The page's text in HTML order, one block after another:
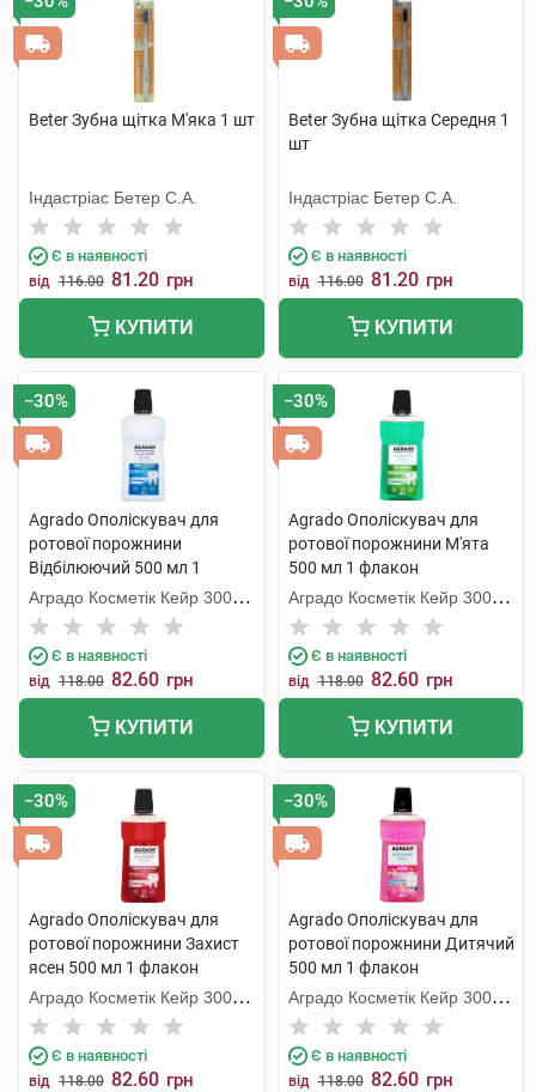
Beter Зубна щітка М'яка 1 шт
Індастріас Бетер С.А.
Є в наявності
від 116.00 81.20 грн
КУПИТИ
Beter Зубна щітка Середня 1
шт
Індастріас Бетер С.А.
Є в наявності
від 116.00 81.20 грн
КУПИТИ
−30%
Agrado Ополіскувач для
ротової порожнини
Відбілюючий 500 мл 1
флакон
Аградо Косметік Кейр 3000
С.Л.У.
Є в наявності
від 118.00 82.60 грн
КУПИТИ
−30%
Agrado Ополіскувач для
ротової порожнини М'ята
500 мл 1 флакон
Аградо Косметік Кейр 3000
С.Л.У.
Є в наявності
від 118.00 82.60 грн
КУПИТИ
−30%
Agrado Ополіскувач для
ротової порожнини Захист
ясен 500 мл 1 флакон
Аградо Косметік Кейр 3000
С.Л.У.
Є в наявності
від 118.00 82.60 грн
−30%
Agrado Ополіскувач для
ротової порожнини Дитячий
500 мл 1 флакон
Аградо Косметік Кейр 3000
С.Л.У.
Є в наявності
від 118.00 82.60 грн